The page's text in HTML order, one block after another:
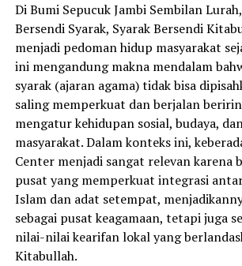
Di Bumi Sepucuk Jambi Sembilan
Bersendi Syarak, Syarak Bersendi
menjadi pedoman hidup masyarakat
ini mengandung makna mendalam
syarak (ajaran agama) tidak bisa
saling memperkuat dan berjalan
mengatur kehidupan sosial, budaya,
masyarakat. Dalam konteks ini,
Center menjadi sangat relevan karena
pusat yang memperkuat integrasi
Islam dan adat setempat,
sebagai pusat keagamaan, tetapi juga
nilai-nilai kearifan lokal yang
Kitabullah.